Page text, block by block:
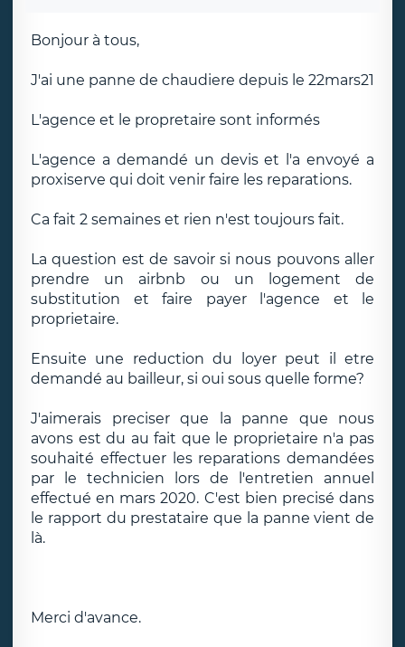
Bonjour à tous,
J'ai une panne de chaudiere depuis le 22mars21
L'agence et le propretaire sont informés
L'agence a demandé un devis et l'a envoyé a
proxiserve qui doit venir faire les reparations.
Ca fait 2 semaines et rien n'est toujours fait.
La question est de savoir si nous pouvons aller
prendre un airbnb ou un logement de
substitution et faire payer l'agence et le
proprietaire.
Ensuite une reduction du loyer peut il etre
demandé au bailleur, si oui sous quelle forme?
J'aimerais preciser que la panne que nous
avons est du au fait que le proprietaire n'a pas
souhaité effectuer les reparations demandées
par le technicien lors de l'entretien annuel
effectué en mars 2020. C'est bien precisé dans
le rapport du prestataire que la panne vient de
là.
Merci d'avance.